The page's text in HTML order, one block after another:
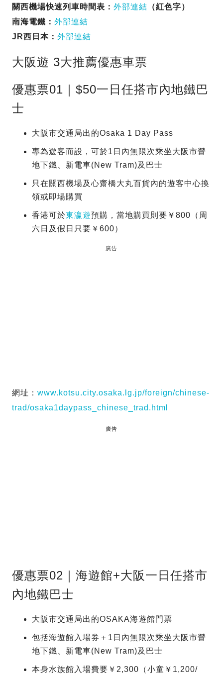
關西機場快速列車時間表： 外部連結 （紅色字）
南海電鐵： 外部連結
JR西日本： 外部連結
大阪遊 3大推薦優惠車票
優惠票01｜$50一日任搭市內地鐵巴
士
大阪市交通局出的Osaka 1 Day Pass
專為遊客而設，可於1日內無限次乘坐大阪市營
地下鐵、新電車(New Tram)及巴士
只在關西機場及心齋橋大丸百貨內的遊客中心換
領或即場購買
香港可於東瀛遊預購，當地購買則要￥800（周
六日及假日只要￥600）
廣告
網址： www.kotsu.city.osaka.lg.jp/foreign/chinese-
trad/osaka1daypass_chinese_trad.html
廣告
優惠票02｜海遊館+大阪一日任搭市
內地鐵巴士
大阪市交通局出的OSAKA海遊館門票
包括海遊館入場券＋1日內無限次乘坐大阪市營
地下鐵、新電車(New Tram)及巴士
本身水族館入場費要￥2,300（小童￥1,200/